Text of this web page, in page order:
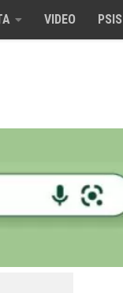
VIDEO PSIS